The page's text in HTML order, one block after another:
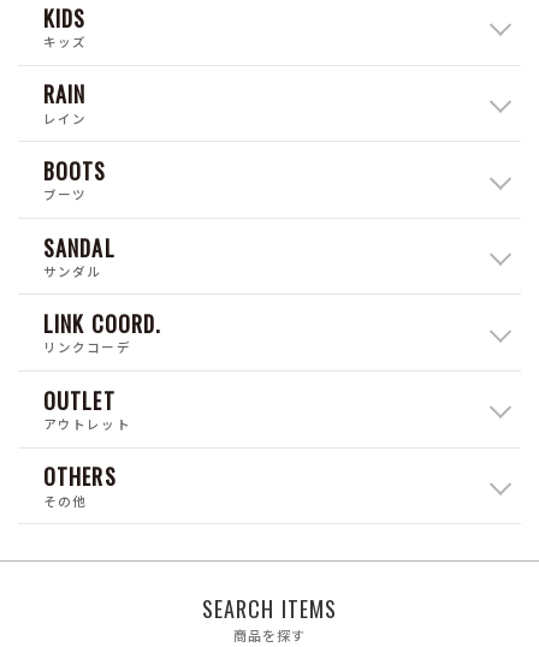
KIDS
キッズ
RAIN
レイン
BOOTS
ブーツ
SANDAL
サンダル
LINK COORD.
リンクコーデ
OUTLET
アウトレット
OTHERS
その他
SEARCH ITEMS
商品を探す